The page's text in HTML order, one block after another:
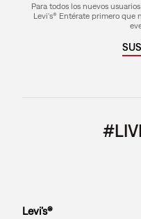
Para todos los nuevos
Levi's® Entérate primero que
Levi’s®